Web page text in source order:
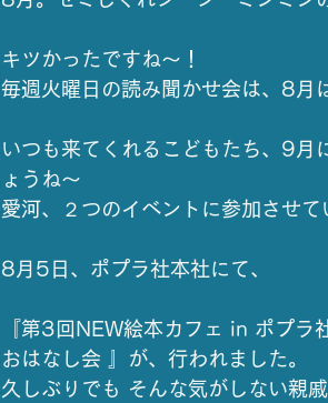
キツかったですね～！
毎週火曜日の読み聞かせ会は、8月
いつも来てくれるこどもたち、9月
ょうね～
愛河、２つのイベントに参加させて
8月5日、ポプラ社本社にて、
『第3回NEW絵本カフェ in ポプラ
おはなし会 』が、行われました。
久しぶりでも そんな気がしない親